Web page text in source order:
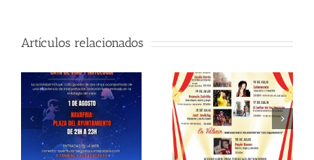
Artículos relacionados